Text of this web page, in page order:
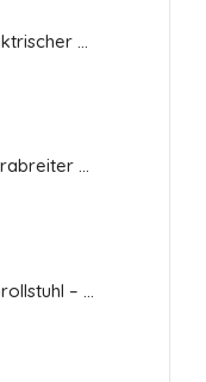
Ergoflix LXplus – Extrabreiter Premium Elektrorollstuhl
Ergoflix LX – Elektrorollstuhl – Hoher Fahrkomfort und modernste Technologie